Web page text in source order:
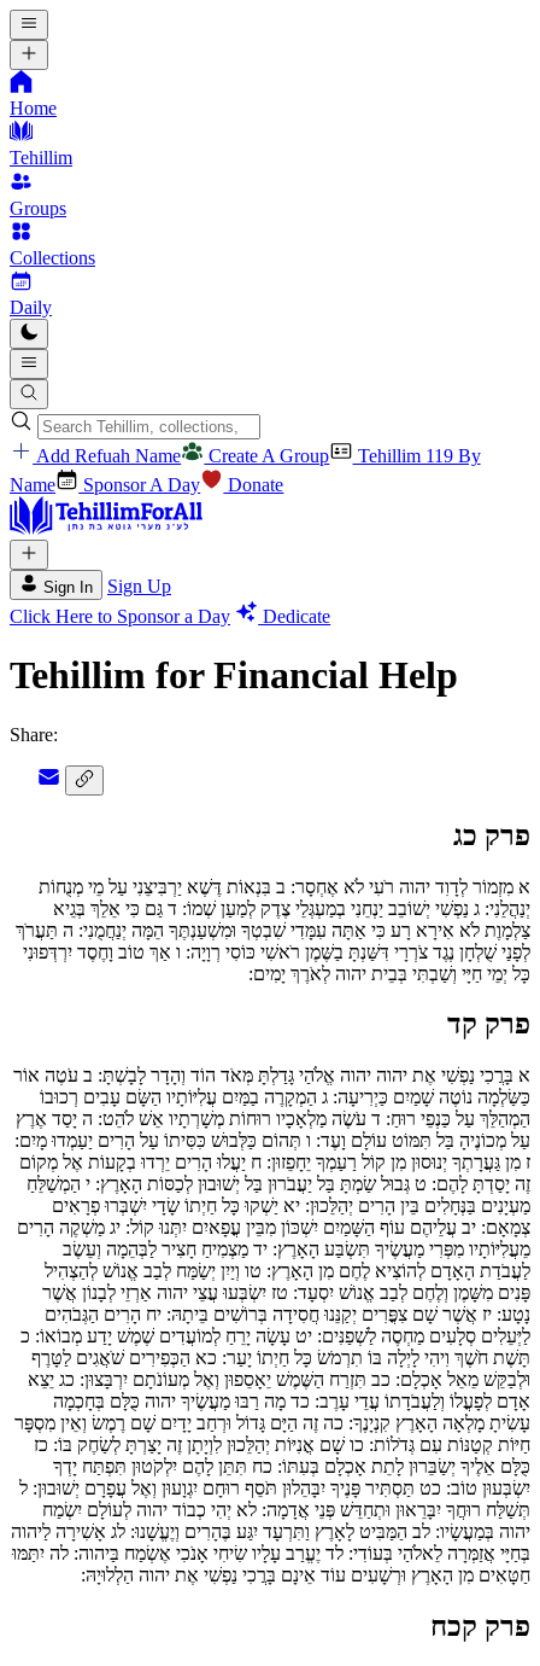
Home
Tehillim
Groups
Collections
Daily
Add Refuah Name Create A Group
Tehillim 119 By
Name
Sponsor A Day Donate
Sign In
Sign Up
Click Here to Sponsor a Day
Dedicate
Tehillim for Financial Help
Share:
פרק כג
א מִזְמוֹר לְדָוִד יהוה רֹעִי לֹא אֶחְסָר: ב בִּנְאוֹת דֶּשֶׁא יַרְבִּיצֵנִי עַל מֵי מְנֻחוֹת
יְנַהֲלֵנִי: ג נַפְשִׁי יְשׁוֹבֵב יַנְחֵנִי בְמַעְגְּלֵי צֶדֶק לְמַעַן שְׁמוֹ: ד גַּם כִּי אֵלֵךְ בְּגֵיא
צַלְמָוֶת לֹא אִירָא רָע כִּי אַתָּה עִמָּדִי שִׁבְטְךָ וּמִשְׁעַנְתֶּךָ הֵמָּה יְנַחֲמֻנִי: ה תַּעֲרֹךְ
לְפָנַי שֻׁלְחָן נֶגֶד צֹרְרָי דִּשַּׁנְתָּ בַשֶּׁמֶן רֹאשִׁי כּוֹסִי רְוָיָה: ו אַךְ טוֹב וָחֶסֶד יִרְדְּפוּנִי
כָּל יְמֵי חַיָּי וְשַׁבְתִּי בְּבֵית יהוה לְאֹרֶךְ יָמִים:
פרק קד
א בָּרֲכִי נַפְשִׁי אֶת יהוה יהוה אֱלֹהַי גָּדַלְתָּ מְּאֹד הוֹד וְהָדָר לָבָשְׁתָּ: ב עֹטֶה אוֹר
כַּשַּׂלְמָה נוֹטֶה שָׁמַיִם כַּיְרִיעָה: ג הַמְקָרֶה בַמַּיִם עֲ‍לִיּוֹתָיו הַשָּׂם עָבִים רְכוּבוֹ
הַמְהַלֵּךְ עַל כַּנְפֵי רוּחַ: ד עֹשֶׂה מַלְאָכָיו רוּחוֹת מְשָׁרְתָיו אֵשׁ לֹהֵט: ה יָסַד אֶרֶץ
עַל מְכוֹנֶיהָ בַּל תִּמּוֹט עוֹלָם וָעֶד: ו תְּהוֹם כַּלְּבוּשׁ כִּסִּיתוֹ עַל הָרִים יַעַמְדוּ מָיִם:
ז מִן גַּעֲרָתְךָ יְנוּסוּן מִן קוֹל רַעַמְךָ יֵחָפֵזוּן: ח יַעֲלוּ הָרִים יֵרְדוּ בְקָעוֹת אֶל מְקוֹם
זֶה יָסַדְתָּ לָהֶם: ט גְּבוּל שַׂמְתָּ בַּל יַעֲבֹרוּן בַּל יְשׁוּבוּן לְכַסּוֹת הָאָרֶץ: י הַמְשַׁלֵּחַ
מַעְיָנִים בַּנְּחָלִים בֵּין הָרִים יְהַלֵּכוּן: יא יַשְׁקוּ כָּל חַיְתוֹ שָׂדָי יִשְׁבְּרוּ פְרָאִים
צְמָאָם: יב עֲלֵיהֶם עוֹף הַשָּׁמַיִם יִשְׁכּוֹן מִבֵּין עֳפָאיִם יִתְּנוּ קוֹל: יג מַשְׁקֶה הָרִים
מֵעֲלִיּוֹתָיו מִפְּרִי מַעֲשֶׂיךָ תִּשְׂבַּע הָאָרֶץ: יד מַצְמִיחַ חָצִיר לַבְּהֵמָה וְעֵשֶׂב
לַעֲבֹדַת הָאָדָם לְהוֹצִיא לֶחֶם מִן הָאָרֶץ: טו וְיַיִן יְשַׂמַּח לְבַב אֱנוֹשׁ לְהַצְהִיל
פָּנִים מִשָּׁמֶן וְלֶחֶם לְבַב אֱנוֹשׁ יִסְעָד: טז יִשְׂבְּעוּ עֲצֵי יהוה אַרְזֵי לְבָנוֹן אֲשֶׁר
נָטָע: יז אֲשֶׁר שָׁם צִפֳּרִים יְקַנֵּנוּ חֲסִידָה בְּרוֹשִׁים בֵּיתָהּ: יח הָרִים הַגְּבֹהִים
לַיְּעֵלִים סְלָעִים מַחְסֶה לַשְׁפַנִּים: יט עָשָׂה יָרֵחַ לְמוֹעֲדִים שֶׁמֶשׁ יָדַע מְבוֹאוֹ: כ
תָּשֶׁת חֹשֶׁךְ וִיהִי לָיְלָה בּוֹ תִרְמֹשׂ כָּל חַיְתוֹ יָעַר: כא הַכְּפִירִים שֹׁאֲגִים לַטָּרֶף
וּלְבַקֵּשׁ מֵאֵל אָכְלָם: כב תִּזְרַח הַשֶּׁמֶשׁ יֵאָסֵפוּן וְאֶל מְעוֹנֹתָם יִרְבָּצוּן: כג יֵצֵא
אָדָם לְפָעֳלוֹ וְלַעֲבֹדָתוֹ עֲדֵי עָרֶב: כד מָה רַבּוּ מַעֲשֶׂיךָ יהוה כֻּלָּם בְּחָכְמָה
עָשִׂיתָ מָלְאָה הָאָרֶץ קִנְיָנֶךָ: כה זֶה הַיָּם גָּדוֹל וּרְחַב יָדָיִם שָׁם רֶמֶשׂ וְאֵין מִסְפָּר
חַיּוֹת קְטַנּוֹת עִם גְּדֹלוֹת: כו שָׁם אֳנִיּוֹת יְהַלֵּכוּן לִוְיָתָן זֶה יָצַרְתָּ לְשַׂחֶק בּוֹ: כז
כֻּלָּם אֵלֶיךָ יְשַׂבֵּרוּן לָתֵת אָכְלָם בְּעִתּוֹ: כח תִּתֵּן לָהֶם יִלְקֹטוּן תִּפְתַּח יָדְךָ
יִשְׂבְּעוּן טוֹב: כט תַּסְתִּיר פָּנֶיךָ יִבָּהֵלוּן תֹּסֵף רוּחָם יִגְוָעוּן וְאֶל עֲפָרָם יְשׁוּבוּן: ל
תְּשַׁלַּח רוּחֲךָ יִבָּרֵאוּן וּתְחַדֵּשׁ פְּנֵי אֲדָמָה: לא יְהִי כְבוֹד יהוה לְעוֹלָם יִשְׂמַח
יהוה בְּמַעֲשָׂיו: לב הַמַּבִּיט לָאָרֶץ וַתִּרְעָד יִגַּע בֶּהָרִים וְיֶעֱשָׁנוּ: לג אָשִׁירָה לַיהוה
בְּחַיָּי אֲזַמְּרָה לֵאלֹהַי בְּעוֹדִי: לד יֶעֱרַב עָלָיו שִׂיחִי אָנֹכִי אֶשְׂמַח בַּיהוה: לה יִתַּמּוּ
חַטָּאִים מִן הָאָרֶץ וּרְשָׁעִים עוֹד אֵינָם בָּרֲכִי נַפְשִׁי אֶת יהוה הַלְלוּיָהּ:
פרק קכח